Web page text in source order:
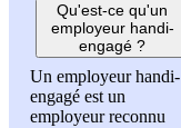
Qu'est-ce qu'un
employeur handi-
engagé ?
Un employeur handi-
engagé est un
employeur reconnu